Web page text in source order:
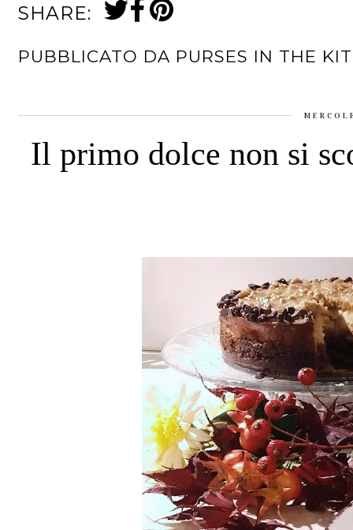
SHARE:
PUBBLICATO DA PURSES IN THE
Il primo dolce non si